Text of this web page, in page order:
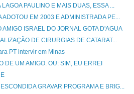
LAGOA PAULINO E MAIS DUAS, ESSA ...
ADOTOU EM 2003 E ADMINISTRADA PE...
AMIGO ISRAEL DO JORNAL GOTA D'AGUA
DE CIRURGIAS DE CATARAT...
PT intervir em Minas
DE UM AMIGO. OU: SIM, EU ERREI
GRAVAR PROGRAMA E BRIG...